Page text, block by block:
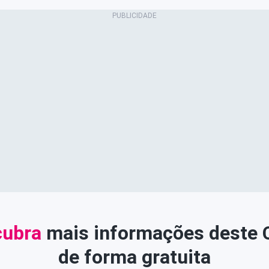
mais informações deste
de forma gratuita